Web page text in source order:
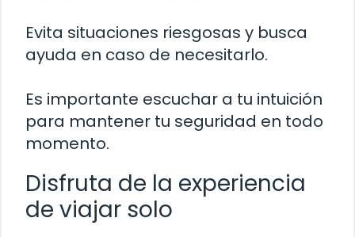
Evita situaciones riesgosas y busca
ayuda en caso de necesitarlo.
Es importante escuchar a tu intuición
para mantener tu seguridad en todo
momento.
Disfruta de la experiencia
de viajar solo